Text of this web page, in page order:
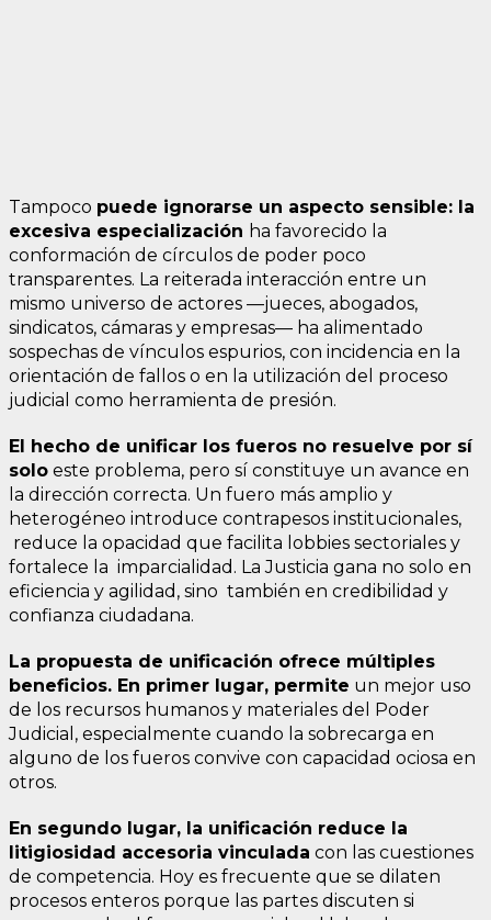
Tampoco puede ignorarse un aspecto sensible: la
excesiva especialización ha favorecido la
conformación de círculos de poder poco
transparentes. La reiterada interacción entre un
mismo universo de actores —jueces, abogados,
sindicatos, cámaras y empresas— ha alimentado
sospechas de vínculos espurios, con incidencia en la
orientación de fallos o en la utilización del proceso
judicial como herramienta de presión.
El hecho de unificar los fueros no resuelve por sí
solo este problema, pero sí constituye un avance en
la dirección correcta. Un fuero más amplio y
heterogéneo introduce contrapesos institucionales,
reduce la opacidad que facilita lobbies sectoriales y
fortalece la imparcialidad. La Justicia gana no solo en
eficiencia y agilidad, sino también en credibilidad y
confianza ciudadana.
La propuesta de unificación ofrece múltiples
beneficios. En primer lugar, permite un mejor uso
de los recursos humanos y materiales del Poder
Judicial, especialmente cuando la sobrecarga en
alguno de los fueros convive con capacidad ociosa en
otros.
En segundo lugar, la unificación reduce la
litigiosidad accesoria vinculada con las cuestiones
de competencia. Hoy es frecuente que se dilaten
procesos enteros porque las partes discuten si